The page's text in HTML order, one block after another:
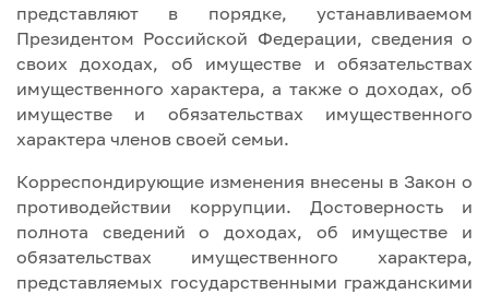
представляют в порядке, устанавливаемом
Президентом Российской Федерации, сведения о
своих доходах, об имуществе и обязательствах
имущественного характера, а также о доходах, об
имуществе и обязательствах имущественного
характера членов своей семьи.
Корреспондирующие изменения внесены в Закон о
противодействии коррупции. Достоверность и
полнота сведений о доходах, об имуществе и
обязательствах имущественного характера,
представляемых государственными гражданскими